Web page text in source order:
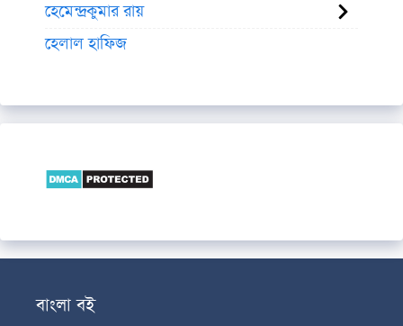
হেমেন্দ্রকুমার রায়
হেলাল হাফিজ
বাংলা বই